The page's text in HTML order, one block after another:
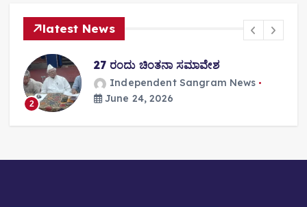
latest News
2
27 ರಂದು ಚಿಂತನಾ ಸಮಾವೇಶ
Independent Sangram News
June 24, 2026